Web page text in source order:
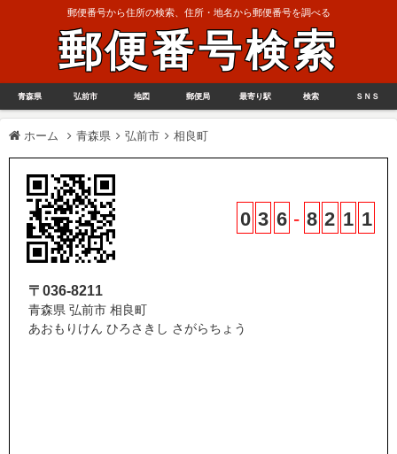
郵便番号から住所の検索、住所・地名から郵便番号を調べる
郵便番号検索
青森県 弘前市 地図 郵便局 最寄り駅 検索 ＳＮＳ
ホーム 青森県 弘前市 相良町
0 3 6 - 8 2 1 1
〒036-8211
青森県 弘前市 相良町
あおもりけん ひろさきし さがらちょう